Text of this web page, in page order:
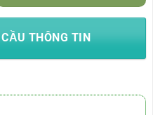
THÔNG TIN